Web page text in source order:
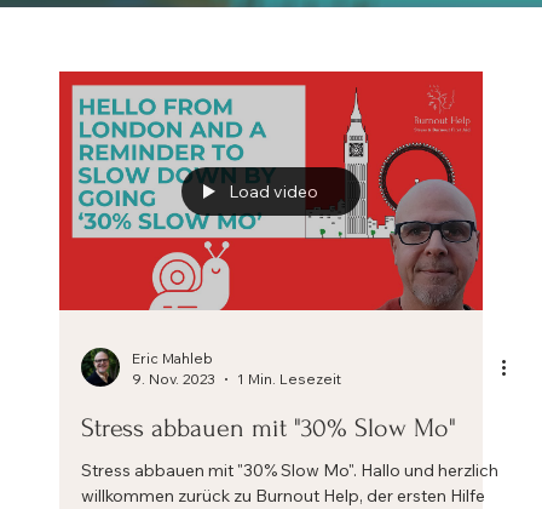
Load video
Eric Mahleb
9. Nov. 2023
1 Min. Lesezeit
Stress abbauen mit "30% Slow Mo"
Stress abbauen mit "30% Slow Mo". Hallo und herzlich
willkommen zurück zu Burnout Help, der ersten Hilfe